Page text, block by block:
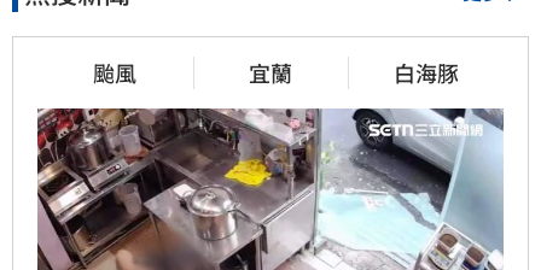
颱風 宜蘭 白海豚